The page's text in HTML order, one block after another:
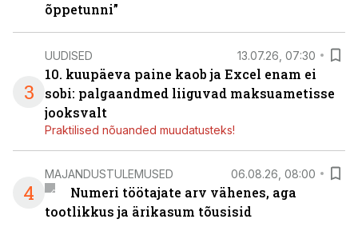
õppetunni”
3
UUDISED 13.07.26, 07:30
10. kuupäeva paine kaob ja Excel enam ei
sobi: palgaandmed liiguvad maksuametisse
jooksvalt
Praktilised nõuanded muudatusteks!
4
MAJANDUSTULEMUSED 06.08.26, 08:00
Numeri töötajate arv vähenes, aga
tootlikkus ja ärikasum tõusisid